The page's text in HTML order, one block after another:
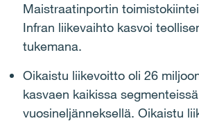
Maistraatinportin
Infran liikevaihto kasvoi
tukemana.
Oikaistu liikevoitto oli 26
kasvaen kaikissa
vuosineljänneksellä. Oikaistu